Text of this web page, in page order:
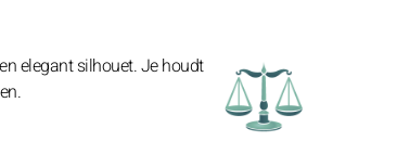
elegant silhouet. Je houdt